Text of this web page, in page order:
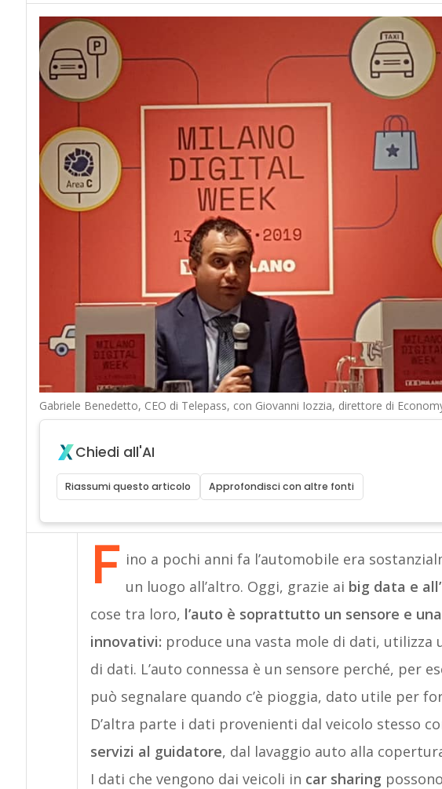
Gabriele Benedetto, CEO di Telepass, con Giovanni Iozzia, direttore di
Chiedi all'AI
Riassumi questo articolo Approfondisci con altre fonti
F ino a pochi anni fa l’automobile era
un luogo all’altro. Oggi, grazie ai big data e
cose tra loro, l’auto è soprattutto un sensore e
innovativi: produce una vasta mole di dati,
di dati. L’auto connessa è un sensore perché, per
può segnalare quando c’è pioggia, dato utile per
D’altra parte i dati provenienti dal veicolo stesso
servizi al guidatore, dal lavaggio auto alla
I dati che vengono dai veicoli in car sharing